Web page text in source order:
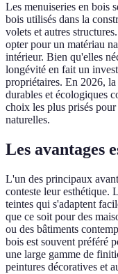
Les menuiseries en bois
bois utilisés dans la
volets et autres
opter pour un matériau
intérieur. Bien qu'elles
longévité en fait un
propriétaires. En 2026,
durables et écologiques
choix les plus prisés pour
naturelles.
Les avantages
L'un des principaux
conteste leur esthétique.
teintes qui s'adaptent
que ce soit pour des
ou des bâtiments
bois est souvent préféré
une large gamme de
peintures décoratives et